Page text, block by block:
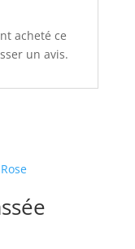
acheté ce
un avis.